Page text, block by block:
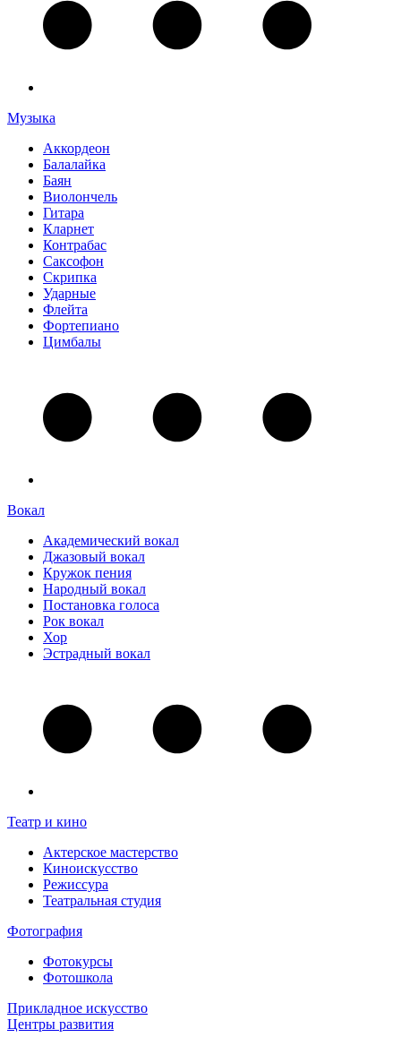
Музыка
Аккордеон
Балалайка
Баян
Виолончель
Гитара
Кларнет
Контрабас
Саксофон
Скрипка
Ударные
Флейта
Фортепиано
Цимбалы
Вокал
Академический вокал
Джазовый вокал
Кружок пения
Народный вокал
Постановка голоса
Рок вокал
Хор
Эстрадный вокал
Театр и кино
Актерское мастерство
Киноискусство
Режиссура
Театральная студия
Фотография
Фотокурсы
Фотошкола
Прикладное искусство
Центры развития